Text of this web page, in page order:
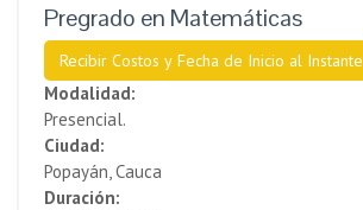
Pregrado en Matemáticas
Recibir Costos y Fecha de Inicio al Instante
Modalidad:
Presencial.
Ciudad:
Popayán, Cauca
Duración: